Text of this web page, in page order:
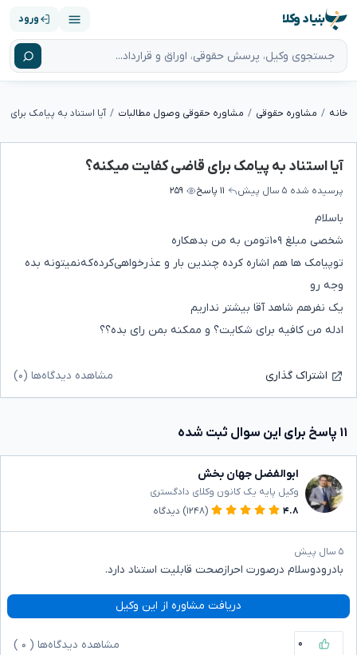
بنیاد وکلا ورود
خانه مشاوره حقوقی مشاوره حقوقی وصول مطالبات آیا استناد به پیامک
آیا استناد به پیامک برای قاضی کفایت میکنه؟
پرسیده شده ۵ سال پیش ۱۱ پاسخ ۲۵۹
باسلام
شخصی مبلغ ۱۰۹‌تومن به من بدهکاره
تو‌پیامک ها هم اشاره کرده چندین بار و عذرخواهی‌کرده‌که‌نمیتونه بده
وجه رو
یک نفرهم شاهد آقا بیشتر نداریم
ادله من کافیه برای شکایت؟ و ممکنه بمن رای بده؟؟
اشتراک گذاری مشاهده دیدگاه‌ها (۰)
۱۱ پاسخ برای این سوال ثبت شده
ابوالفضل جهان بخش
وکیل پایه یک کانون وکلای دادگستری
۴.۸
(۱۲۴۸) دیدگاه
۵ سال پیش
بادرودوسلام درصورت احرازصحت قابلیت استناد دارد.
دریافت مشاوره از این وکیل
۰ مشاهده دیدگاه‌ها ( ۰